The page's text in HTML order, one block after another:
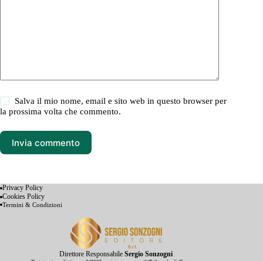
Salva il mio nome, email e sito web in questo browser per
la prossima volta che commento.
Invia commento
Privacy Policy
Cookies Policy
Termini & Condizioni
Direttore Responsabile Sergio Sonzogni